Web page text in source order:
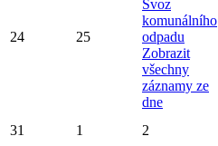
24 25
Svoz
komunálního
odpadu
Zobrazit
všechny
záznamy ze
dne
31 1 2